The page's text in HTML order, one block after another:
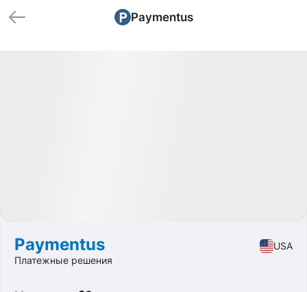
Paymentus
Paymentus
USA
Платежные решения